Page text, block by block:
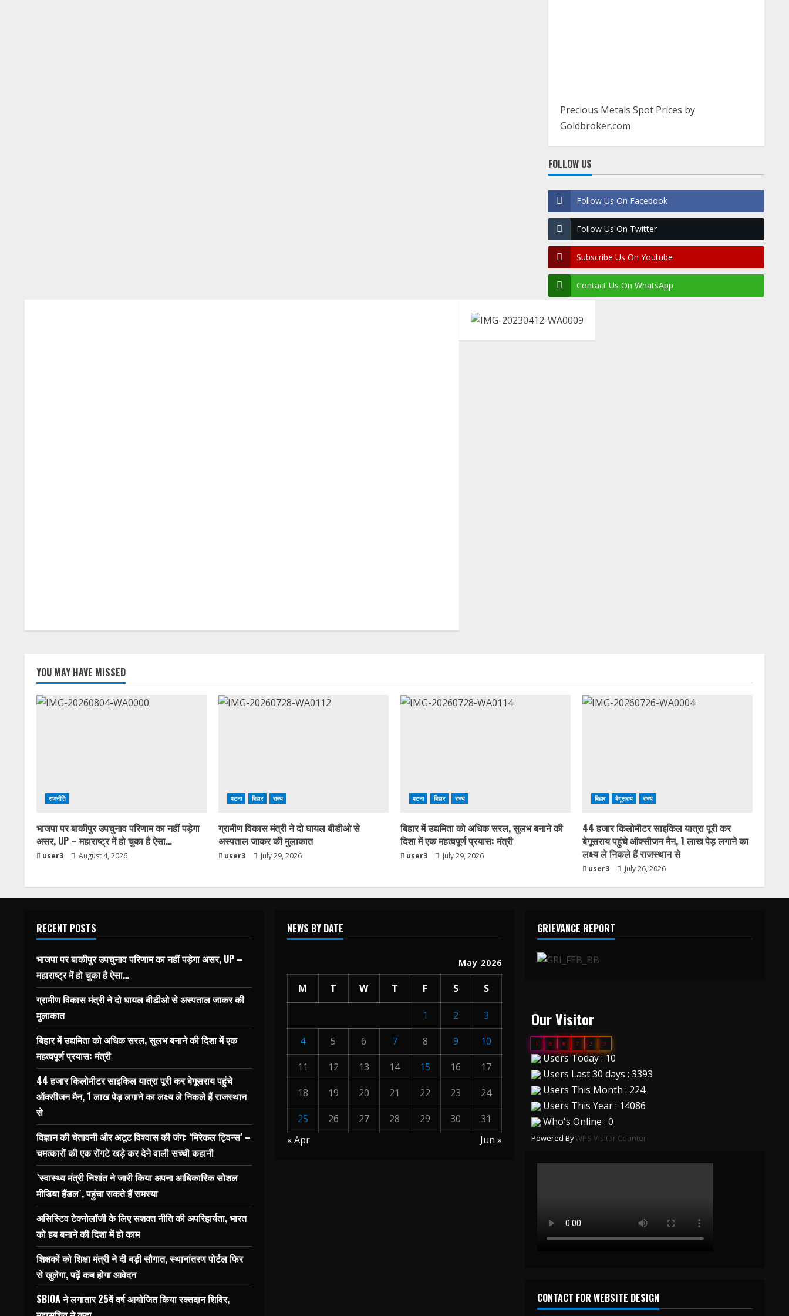
Precious Metals Spot Prices by
Goldbroker.com
FOLLOW US
Follow Us On Facebook
Follow Us On Twitter
Subscribe Us On Youtube
Contact Us On WhatsApp
YOU MAY HAVE MISSED
राजनीति
भाजपा पर बाकीपुर उपचुनाव परिणाम का नहीं पड़ेगा
असर, UP – महाराष्ट्र में हो चुका है ऐसा…
user3 August 4, 2026
पटना बिहार राज्य
ग्रामीण विकास मंत्री ने दो घायल बीडीओ से
अस्पताल जाकर की मुलाकात
user3 July 29, 2026
पटना बिहार राज्य
बिहार में उद्यमिता को अधिक सरल, सुलभ बनाने की
दिशा में एक महत्वपूर्ण प्रयास: मंत्री
user3 July 29, 2026
बिहार बेगूसराय राज्य
44 हजार किलोमीटर साइकिल यात्रा पूरी कर
बेगूसराय पहुंचे ऑक्सीजन मैन, 1 लाख पेड़ लगाने का
लक्ष्य ले निकले हैं राजस्थान से
user3 July 26, 2026
RECENT POSTS
भाजपा पर बाकीपुर उपचुनाव परिणाम का नहीं पड़ेगा असर, UP –
महाराष्ट्र में हो चुका है ऐसा…
ग्रामीण विकास मंत्री ने दो घायल बीडीओ से अस्पताल जाकर की
मुलाकात
बिहार में उद्यमिता को अधिक सरल, सुलभ बनाने की दिशा में एक
महत्वपूर्ण प्रयास: मंत्री
44 हजार किलोमीटर साइकिल यात्रा पूरी कर बेगूसराय पहुंचे
ऑक्सीजन मैन, 1 लाख पेड़ लगाने का लक्ष्य ले निकले हैं राजस्थान
से
विज्ञान की चेतावनी और अटूट विश्वास की जंग: ‘मिरेकल ट्विन्स’ –
चमत्कारों की एक रोंगटे खड़े कर देने वाली सच्ची कहानी
`स्वास्थ्य मंत्री निशांत ने जारी किया अपना आधिकारिक सोशल
मीडिया हैंडल`, पहुंचा सकते हैं समस्या
असिस्टिव टेक्नोलॉजी के लिए सशक्त नीति की अपरिहार्यता, भारत
को हब बनाने की दिशा में हो काम
शिक्षकों को शिक्षा मंत्री ने दी बड़ी सौगात, स्थानांतरण पोर्टल फिर
से खुलेगा, पढ़ें कब होगा आवेदन
SBIOA ने लगातार 25वें वर्ष आयोजित किया रक्तदान शिविर,
NEWS BY DATE
May 2026
M T W T F S S
1 2
3
4
5 6 7 8 9
10
11
12 13 14 15 16
17
18
19 20 21 22 23
24
25
26 27 28 29 30
31
« Apr
Jun »
GRIEVANCE REPORT
Our Visitor
1 8 6 7 2 3
Users Today : 10
Users Last 30 days : 3393
Users This Month : 224
Users This Year : 14086
Who's Online : 0
Powered ByWPS Visitor Counter
CONTACT FOR WEBSITE DESIGN